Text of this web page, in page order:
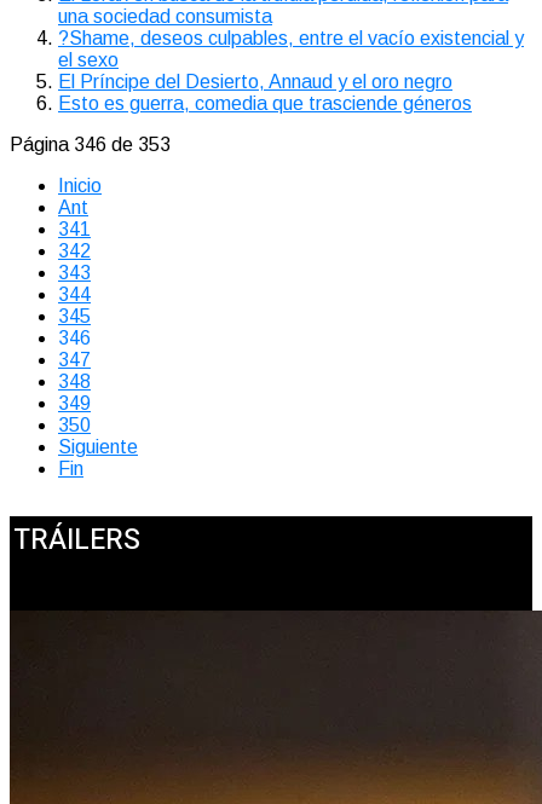
una sociedad consumista
?Shame, deseos culpables, entre el vacío existencial y
el sexo
El Príncipe del Desierto, Annaud y el oro negro
Esto es guerra, comedia que trasciende géneros
Página 346 de 353
Inicio
Ant
341
342
343
344
345
346
347
348
349
350
Siguiente
Fin
TRÁILERS